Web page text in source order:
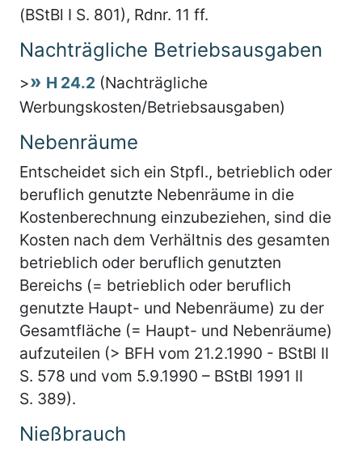
(BStBl I S. 801), Rdnr. 11 ff.
Nachträgliche Betriebsausgaben
> H 24.2 (Nachträgliche
Werbungskosten/Betriebsausgaben)
Nebenräume
Entscheidet sich ein Stpfl., betrieblich oder
beruflich genutzte Nebenräume in die
Kostenberechnung einzubeziehen, sind die
Kosten nach dem Verhältnis des gesamten
betrieblich oder beruflich genutzten
Bereichs (= betrieblich oder beruflich
genutzte Haupt- und Nebenräume) zu der
Gesamtfläche (= Haupt- und Nebenräume)
aufzuteilen (> BFH vom 21.2.1990 - BStBl II
S. 578 und vom 5.9.1990 – BStBl 1991 II
S. 389).
Nießbrauch